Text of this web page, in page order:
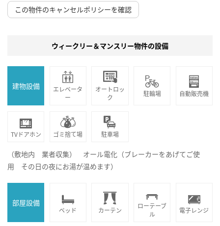
この物件のキャンセルポリシーを確認
ウィークリー＆マンスリー物件の設備
建物設備
エレベータ
ー
オートロッ
ク
駐輪場 自動販売機
TVドアホン ゴミ捨て場 駐車場
（敷地内 業者収集） オール電化（ブレーカーをあげてご使
用 その日の夜にお湯が温めます）
部屋設備
ベッド カーテン
ローテーブ
ル
電子レンジ